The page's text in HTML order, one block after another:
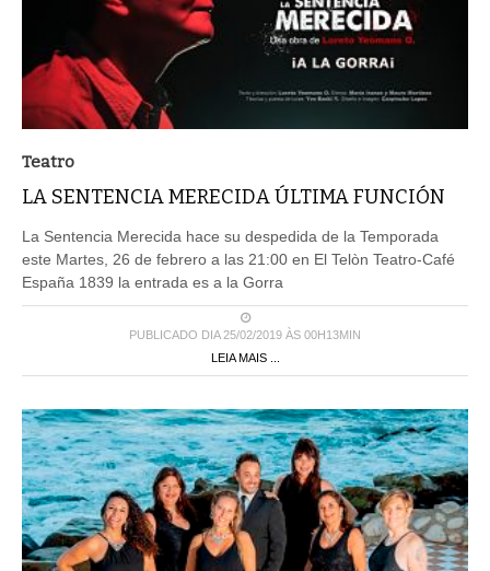
Teatro
LA SENTENCIA MERECIDA ÚLTIMA FUNCIÓN
La Sentencia Merecida hace su despedida de la Temporada
este Martes, 26 de febrero a las 21:00 en El Telòn Teatro-Café
España 1839 la entrada es a la Gorra
PUBLICADO DIA 25/02/2019 ÀS 00H13MIN
LEIA MAIS ...